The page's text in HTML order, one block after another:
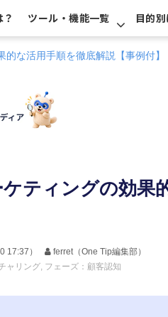
ツール・機能一覧 目的
な活用手順を徹底解説【事例付】
ティングの効果
17:37 ）
ferret（One Tip編集部）
ャリング フェーズ：顧客認知